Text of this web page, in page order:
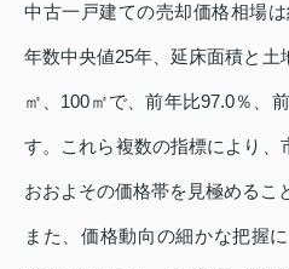
中古一戸建ての売却価格相場
年数中央値25年、延床面積と土
㎡、100㎡で、前年比97.0％、
す。これら複数の指標により、
おおよその価格帯を見極めるこ
また、価格動向の細かな把握